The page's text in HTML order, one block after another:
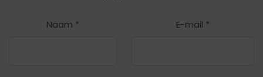
Naam * E-mail *